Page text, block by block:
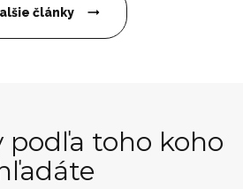
články
podľa toho koho